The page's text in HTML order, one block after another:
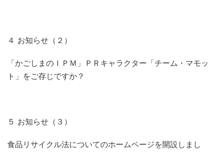
４ お知らせ（２）
「かごしまのＩＰＭ」ＰＲキャラクター「チーム・マモッ
ト」をご存じですか？
５ お知らせ（３）
食品リサイクル法についてのホームページを開設しまし